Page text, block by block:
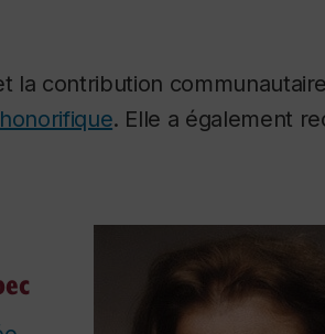
la contribution
. Elle a également